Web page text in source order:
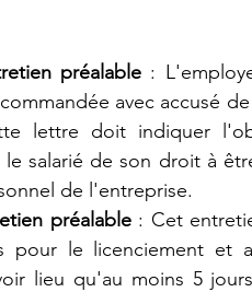
préalable :
avec accusé
lettre doit indiquer
salarié de son droit à
de l'entreprise​​.
préalable : Cet
pour le licenciement et
lieu qu'au moins 5